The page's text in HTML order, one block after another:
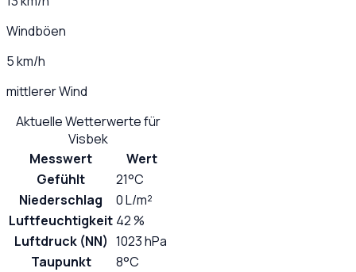
Windböen
5 km/h
mittlerer Wind
Aktuelle Wetterwerte für
Visbek
Messwert
Wert
Gefühlt
21°C
Niederschlag
0 L/m²
Luftfeuchtigkeit 42 %
Luftdruck (NN) 1023 hPa
Taupunkt
8°C